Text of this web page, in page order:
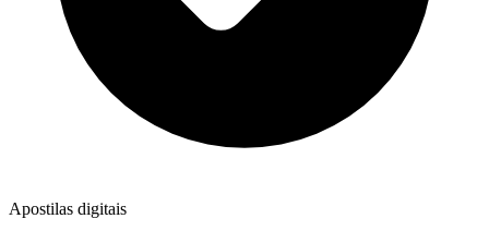
Apostilas digitais